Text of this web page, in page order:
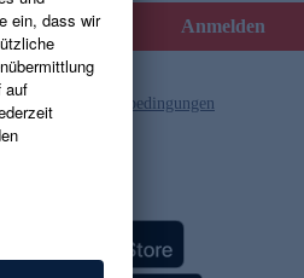
Anmelden
und die Gutscheinbedingungen